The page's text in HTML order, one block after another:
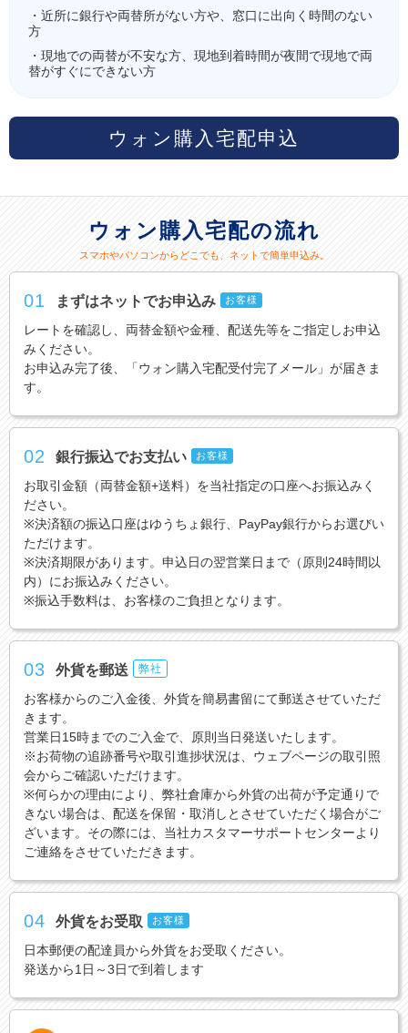
・近所に銀行や両替所がない方や、窓口に出向く時間のない
方
・現地での両替が不安な方、現地到着時間が夜間で現地で両
替がすぐにできない方
ウォン購入宅配申込
ウォン購入宅配の流れ
スマホやパソコンからどこでも、ネットで簡単申込み。
01 まずはネットでお申込み お客様
レートを確認し、両替金額や金種、配送先等をご指定しお申込
みください。
お申込み完了後、「ウォン購入宅配受付完了メール」が届きま
す。
02 銀行振込でお支払い お客様
お取引金額（両替金額+送料）を当社指定の口座へお振込みく
ださい。
※決済額の振込口座はゆうちょ銀行、PayPay銀行からお選びい
ただけます。
※決済期限があります。申込日の翌営業日まで（原則24時間以
内）にお振込みください。
※振込手数料は、お客様のご負担となります。
03 外貨を郵送 弊社
お客様からのご入金後、外貨を簡易書留にて郵送させていただ
きます。
営業日15時までのご入金で、原則当日発送いたします。
※お荷物の追跡番号や取引進捗状況は、ウェブページの取引照
会からご確認いただけます。
※何らかの理由により、弊社倉庫から外貨の出荷が予定通りで
きない場合は、配送を保留・取消しとさせていただく場合がご
ざいます。その際には、当社カスタマーサポートセンターより
ご連絡をさせていただきます。
04 外貨をお受取 お客様
日本郵便の配達員から外貨をお受取ください。
発送から1日～3日で到着します